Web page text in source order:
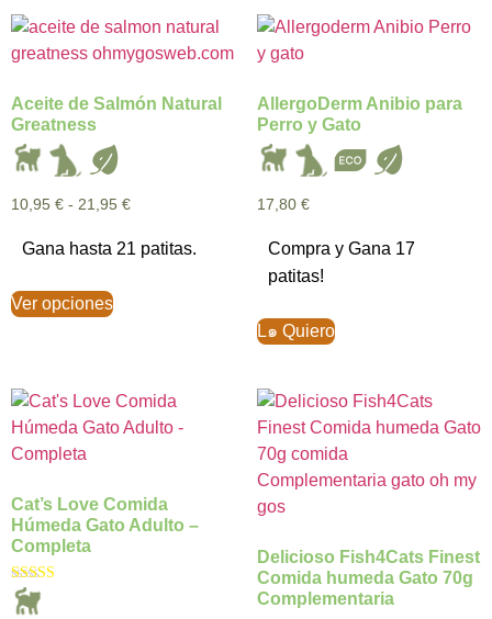
Aceite de Salmón Natural
Greatness
10,95 € - 21,95 €
Gana hasta 21 patitas.
Ver opciones
AllergoDerm Anibio para
Perro y Gato
17,80 €
Compra y Gana 17
patitas!
L๑ Quiero
Cat’s Love Comida
Húmeda Gato Adulto –
Completa
Valorado con
5.00
Delicioso Fish4Cats Finest
Comida humeda Gato 70g
Complementaria